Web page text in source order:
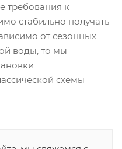
требования к
стабильно получать
от сезонных
воды, то мы
схемы